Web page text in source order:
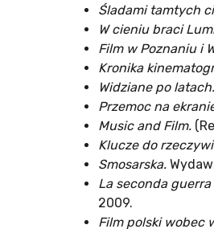
Śladami tamtych
W cieniu braci
Film w Poznaniu i
Kronika
Widziane po
Przemoc na
Music and Film.
Klucze do
Smosarska.
La seconda
2009.
Film polski wobec